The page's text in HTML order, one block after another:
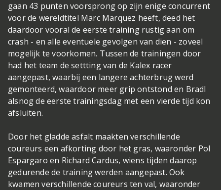
gaan 43 punten voorsprong op zijn enige concurrent
voor de wereldtitel Marc Marquez heeft, deed het
daardoor vooral de eerste training rustig aan om
crash - en alle eventuele gevolgen van dien - zoveel
mogelijk te voorkomen. Tussen de trainingen door
had het team de settting van de Kalex racer
aangepast, waarbij een langere achterbrug werd
gemonteerd, waardoor meer grip ontstond en Bradl
alsnog de eerste trainingsdag met een vierde tijd kon
afsluiten.
Door het gladde asfalt maakten verschillende
coureurs een afkorting door het gras, waaronder Pol
Espargaro en Richard Cardus, wiens tijden daarop
gedurende de training werden aangepast. Ook
kwamen verschillende coureurs ten val, waaronder